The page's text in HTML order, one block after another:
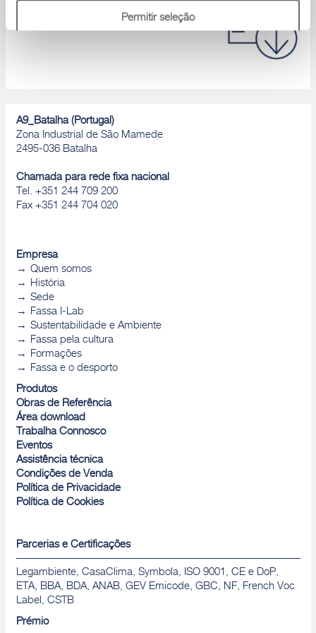
Permitir seleção
desempenho, D.o.P., Brochuras, ...
A9_Batalha (Portugal)
Zona Industrial de São Mamede
2495-036 Batalha
Chamada para rede fixa nacional
Tel. +351 244 709 200
Fax +351 244 704 020
Empresa
Quem somos
História
Sede
Fassa I-Lab
Sustentabilidade e Ambiente
Fassa pela cultura
Formações
Fassa e o desporto
Produtos
Obras de Referência
Área download
Trabalha Connosco
Eventos
Assistência técnica
Condições de Venda
Política de Privacidade
Política de Cookies
Parcerias e Certificações
Legambiente, CasaClima, Symbola, ISO 9001, CE e DoP,
ETA, BBA, BDA, ANAB, GEV Emicode, GBC, NF, French Voc
Label, CSTB
Prémio